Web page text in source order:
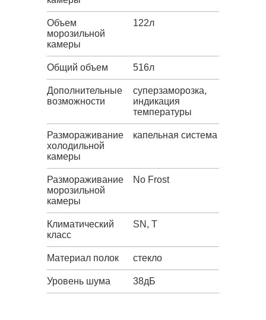
Объем
морозильной
камеры
122л
Общий объем 516л
Дополнительные
возможности
суперзаморозка,
индикация
температуры
Размораживание
холодильной
камеры
капельная система
Размораживание
морозильной
камеры
No Frost
Климатический
класс
SN, T
Материал полок стекло
Уровень шума 38дБ